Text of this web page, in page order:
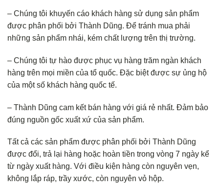
– Chúng tôi khuyến cáo khách hàng sử dụng sản phẩm
được phân phối bởi Thành Dũng. Để tránh mua phải
những sản phẩm nhái, kém chất lượng trên thị trường.
– Chúng tôi tự hào được phục vụ hàng trăm ngàn khách
hàng trên mọi miền của tổ quốc. Đặc biệt được sự ủng hộ
của một số khách hàng quốc tế.
– Thành Dũng cam kết bán hàng với giá rẻ nhất. Đảm bảo
đúng nguồn gốc xuất xứ của sản phẩm.
Tất cả các sản phẩm được phân phối bởi Thành Dũng
được đổi, trả lại hàng hoặc hoàn tiền trong vòng 7 ngày kể
từ ngày xuất hàng. Với điều kiện hàng còn nguyên vẹn,
không lắp ráp, trầy xước, còn nguyên vỏ hộp.